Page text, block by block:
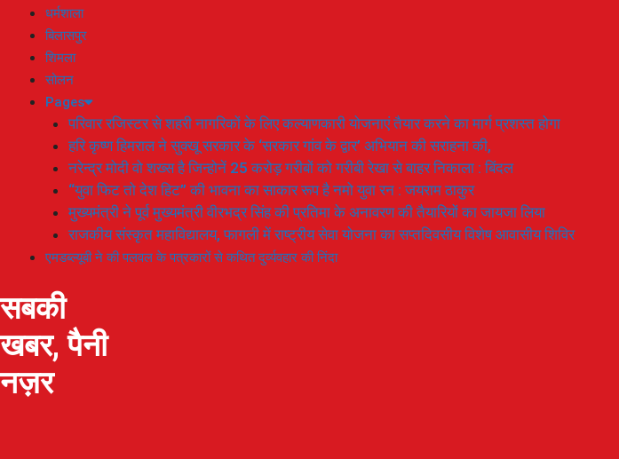
धर्मशाला
बिलासपुर
शिमला
सोलन
Pages
परिवार रजिस्टर से शहरी नागरिकों के लिए कल्याणकारी योजनाएं तैयार करने का मार्ग प्रशस्त होगा
हरि कृष्ण हिमराल ने सुक्खू सरकार के ‘सरकार गांव के द्वार’ अभियान की सराहना की,
नरेन्द्र मोदी वो शख्स है जिन्होनें 25 करोड़ गरीबों को गरीबी रेखा से बाहर निकाला : बिंदल
“युवा फिट तो देश हिट” की भावना का साकार रूप है नमो युवा रन : जयराम ठाकुर
मुख्यमंत्री ने पूर्व मुख्यमंत्री वीरभद्र सिंह की प्रतिमा के अनावरण की तैयारियों का जायजा लिया
राजकीय संस्कृत महाविद्यालय, फागली में राष्ट्रीय सेवा योजना का सप्तदिवसीय विशेष आवासीय शिविर
एमडब्ल्यूबी ने की पलवल के पत्रकारों से कथित दुर्व्यवहार की निंदा
सबकी
खबर, पैनी
नज़र